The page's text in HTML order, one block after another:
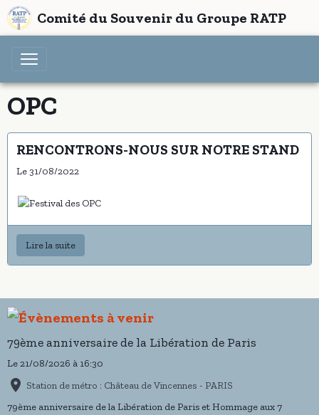
Comité du Souvenir du Groupe RATP
OPC
RENCONTRONS-NOUS SUR NOTRE STAND
Le 31/08/2022
Lire la suite
79ème anniversaire de la Libération de Paris
Le 21/08/2026 à 16:30
Station de métro : Château de Vincennes - PARIS
79ème anniversaire de la Libération de Paris et Hommage aux 7